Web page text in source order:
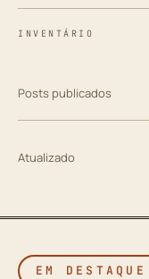
INVENTÁRIO
Posts publicados
Atualizado
EM DESTAQUE